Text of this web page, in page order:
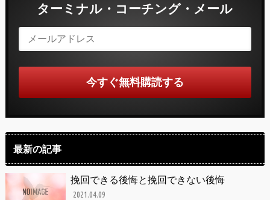
ターミナル・コーチング・メール
最新の記事
挽回できる後悔と挽回できない後悔
2021.04.09